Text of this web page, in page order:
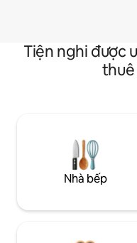
Tiện nghi được
Nhà bếp